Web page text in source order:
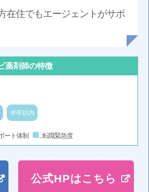
在住でもエージェントがサポ
薬剤師の特徴
半年以内
ポート体制 ...転職緊急度
公式HPはこちら